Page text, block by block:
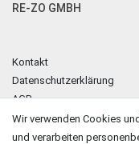
RE-ZO GMBH
Kontakt
Datenschutzerklärung
AGB
Impressum
Wir verwenden Cookies
und verarbeiten